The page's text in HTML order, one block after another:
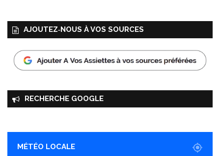
AJOUTEZ‑NOUS À VOS SOURCES
RECHERCHE GOOGLE
MÉTÉO LOCALE